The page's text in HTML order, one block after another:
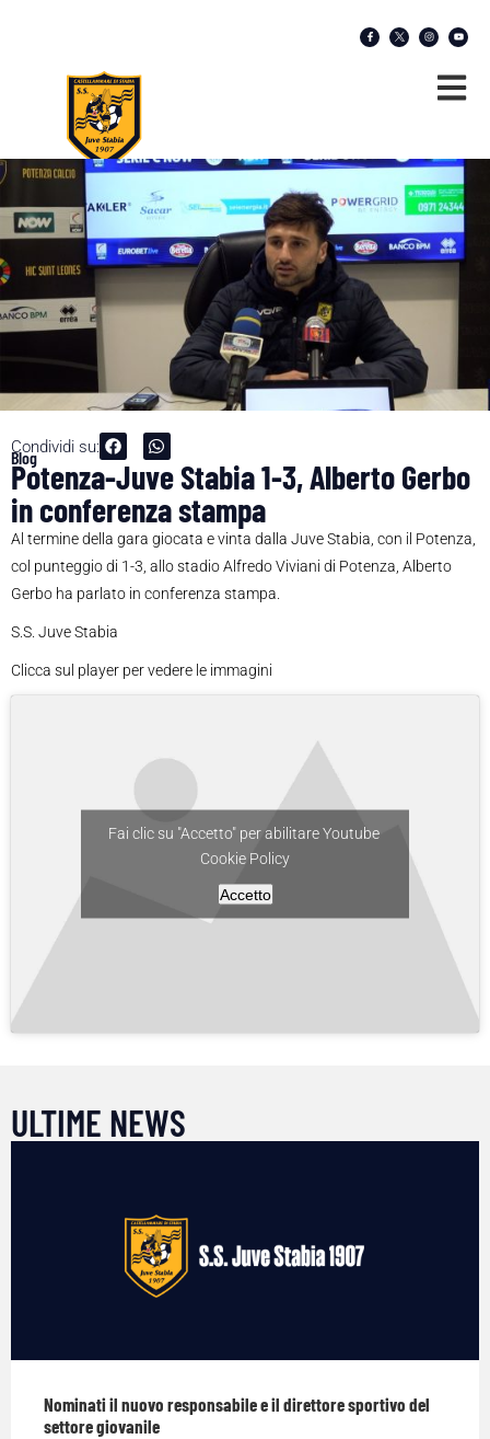
Condividi su:
Blog
Potenza-Juve Stabia 1-3, Alberto Gerbo
in conferenza stampa
Al termine della gara giocata e vinta dalla Juve Stabia, con il Potenza,
col punteggio di 1-3, allo stadio Alfredo Viviani di Potenza, Alberto
Gerbo ha parlato in conferenza stampa.
S.S. Juve Stabia
Clicca sul player per vedere le immagini
Fai clic su "Accetto" per abilitare Youtube
Cookie Policy
Accetto
ULTIME NEWS
Nominati il nuovo responsabile e il direttore sportivo del
settore giovanile